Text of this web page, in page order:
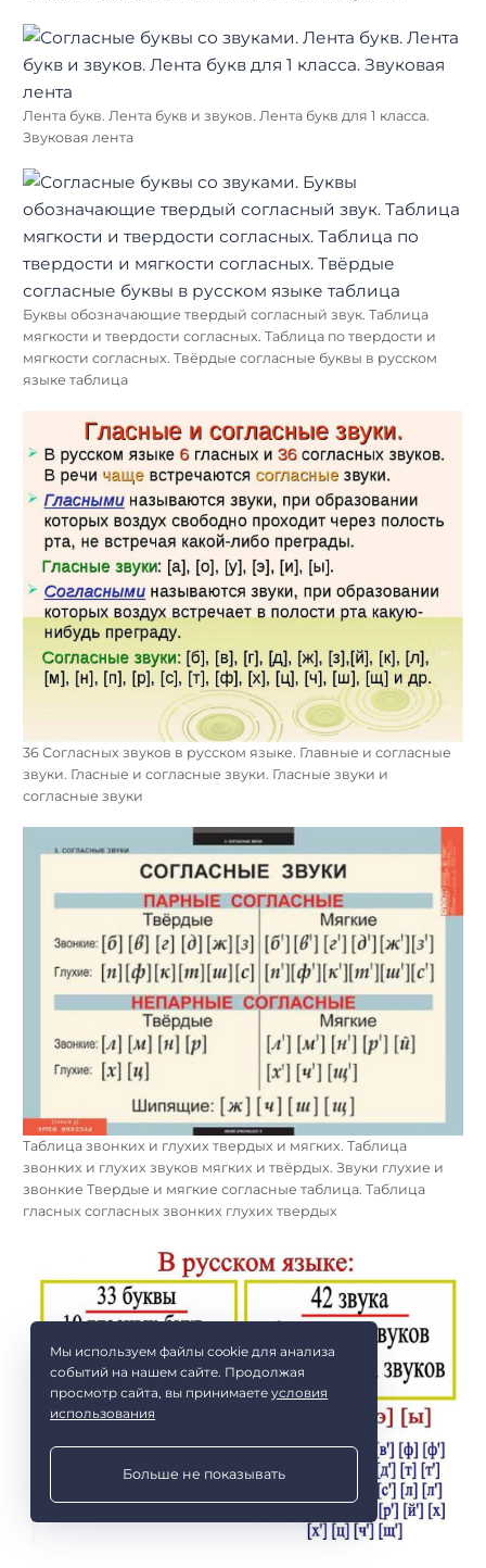
Лента букв. Лента букв и звуков. Лента букв для 1 класса.
Звуковая лента
Буквы обозначающие твердый согласный звук. Таблица
мягкости и твердости согласных. Таблица по твердости и
мягкости согласных. Твёрдые согласные буквы в русском
языке таблица
36 Согласных звуков в русском языке. Главные и согласные
звуки. Гласные и согласные звуки. Гласные звуки и
согласные звуки
Таблица звонких и глухих твердых и мягких. Таблица
звонких и глухих звуков мягких и твёрдых. Звуки глухие и
звонкие Твердые и мягкие согласные таблица. Таблица
гласных согласных звонких глухих твердых
Мы используем файлы cookie для анализа
событий на нашем сайте. Продолжая
просмотр сайта, вы принимаетеусловия
использования
Больше не показывать